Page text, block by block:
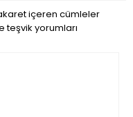
içeren cümleler
teşvik yorumları